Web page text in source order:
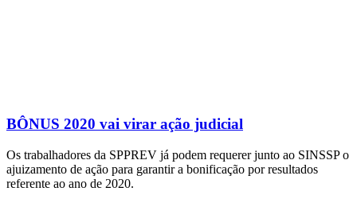
BÔNUS 2020 vai virar ação judicial
Os trabalhadores da SPPREV já podem requerer junto ao SINSSP o
ajuizamento de ação para garantir a bonificação por resultados
referente ao ano de 2020.